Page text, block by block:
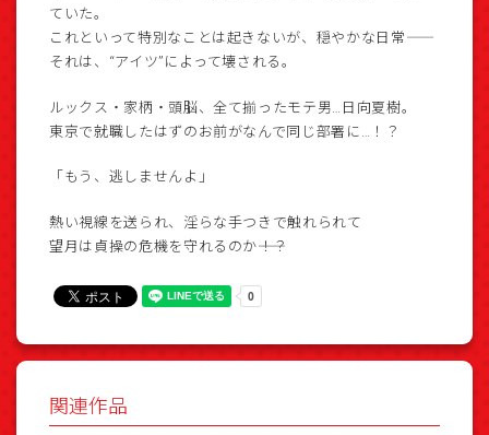
ていた。
これといって特別なことは起きないが、穏やかな日常――
それは、“アイツ”によって壊される。
ルックス・家柄・頭脳、全て揃ったモテ男…日向夏樹。
東京で就職したはずのお前がなんで同じ部署に…！？
「もう、逃しませんよ」
熱い視線を送られ、淫らな手つきで触れられて
望月は貞操の危機を守れるのか――！？
関連作品